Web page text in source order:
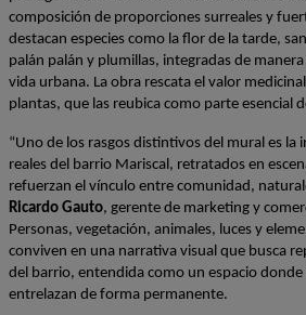
composición de proporciones surreales y
destacan especies como la flor de la tarde,
palán palán y plumillas, integradas de
vida urbana. La obra rescata el valor
plantas, que las reubica como parte esencial
“Uno de los rasgos distintivos del mural es la
reales del barrio Mariscal, retratados en
Ricardo Gauto, gerente de marketing y
Personas, vegetación, animales, luces y
conviven en una narrativa visual que busca
del barrio, entendida como un espacio
entrelazan de forma permanente.